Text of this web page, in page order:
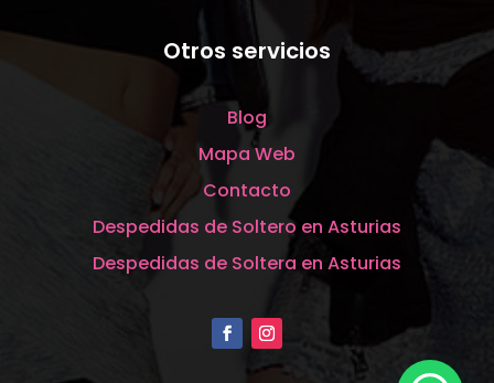
Otros servicios
Blog
Mapa Web
Contacto
Despedidas de Soltero en Asturias
Despedidas de Soltera en Asturias